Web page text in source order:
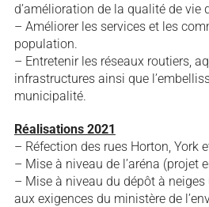
d’amélioration de la qualité de vie
– Améliorer les services et les
population.
– Entretenir les réseaux routiers,
infrastructures ainsi que
municipalité.
Réalisations 2021
– Réfection des rues Horton, York
– Mise à niveau de l’aréna (projet
– Mise à niveau du dépôt à
aux exigences du ministère de